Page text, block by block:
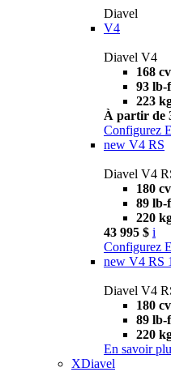
Diavel
V4
Diavel V4
168 cv
93 lb-
223
À partir de
Configurez
new V4 RS
Diavel V4
180 cv
89 lb-
220
43 995 $ i
Configurez
new V4 RS
Diavel V4
180 cv
89 lb-
220
En savoir
XDiavel